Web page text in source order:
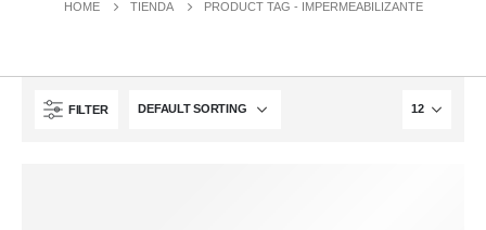
HOME TIENDA PRODUCT TAG - IMPERMEABILIZANTE
FILTER